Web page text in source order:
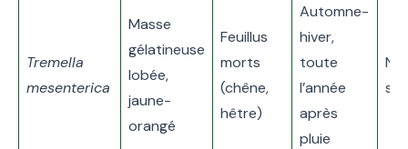
Tremella
mesenterica
Masse
gélatineuse
lobée,
jaune-
orangé
Feuillus
morts
(chêne,
hêtre)
Automne-
hiver,
toute
l’année
après
pluie